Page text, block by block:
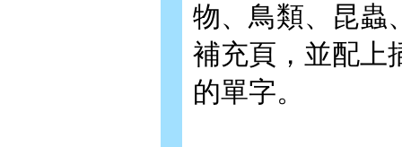
物、鳥類、昆
補充頁，並配上
的單字。